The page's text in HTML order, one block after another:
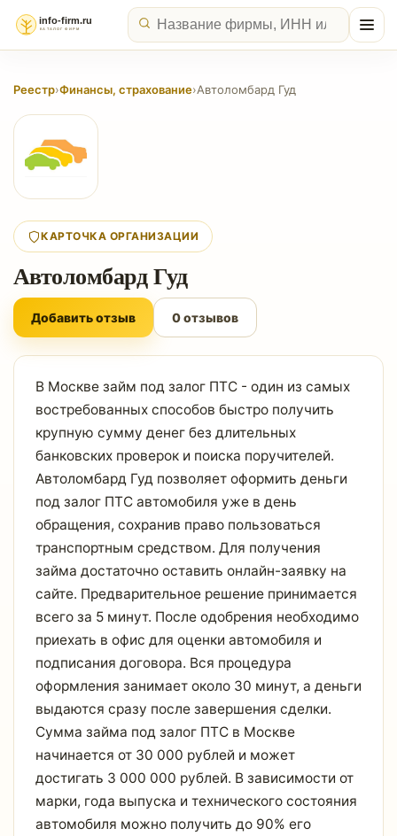
Реестр›Финансы, страхование›Автоломбард Гуд
КАРТОЧКА ОРГАНИЗАЦИИ
Автоломбард Гуд
Добавить отзыв 0 отзывов
В Москве займ под залог ПТС - один из самых
востребованных способов быстро получить
крупную сумму денег без длительных
банковских проверок и поиска поручителей.
Автоломбард Гуд позволяет оформить деньги
под залог ПТС автомобиля уже в день
обращения, сохранив право пользоваться
транспортным средством. Для получения
займа достаточно оставить онлайн-заявку на
сайте. Предварительное решение принимается
всего за 5 минут. После одобрения необходимо
приехать в офис для оценки автомобиля и
подписания договора. Вся процедура
оформления занимает около 30 минут, а деньги
выдаются сразу после завершения сделки.
Сумма займа под залог ПТС в Москве
начинается от 30 000 рублей и может
достигать 3 000 000 рублей. В зависимости от
марки, года выпуска и технического состояния
автомобиля можно получить до 90% его